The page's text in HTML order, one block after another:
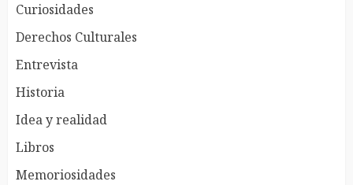
Curiosidades
Derechos Culturales
Entrevista
Historia
Idea y realidad
Libros
Memoriosidades